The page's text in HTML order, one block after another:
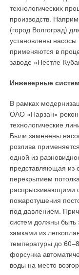
технологических
производств.
(город Волгоград)
установлены насосы
применяются в
заводе «Нестле-
Инженерные
В рамках
ОАО «Нарзан»
технологические
Были заменены
розлива
одной из
представляющая из
перекрытием
распрыскивающими
пожаротушения
под давлением.
систем должны
замками из
температуры до
форсунка
воды на место
производства и
группы лиц или
экономики явилась
промышленного
технического
изданиях бытует
производства,
организации
в быстро
развития. Ясно,
просуществовать
бесчисленного
В борьбе за
следует
Ценовые методы
прибыли путем
реализации,
качества. Снижая
сегменты рынка.
Следует иметь в
уровень цен
используют и
запретам в
Комментарии
В этой теме еще нет
Ваш E-mail *
Текст комментария